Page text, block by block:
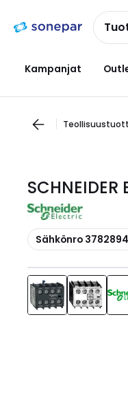
navigointiinsisältöön
Kampanjat
Kopioi
Sähkönro 3782894